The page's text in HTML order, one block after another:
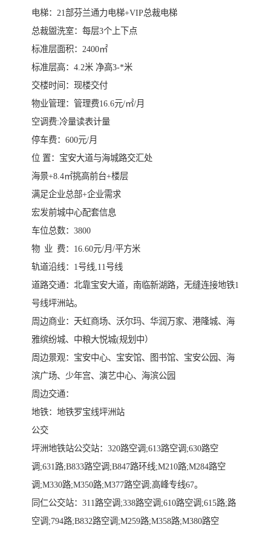
电梯：21部芬兰通力电梯+VIP总裁电梯
总裁盥洗室：每层3个上下点
标准层面积：2400㎡
标准层高：4.2米 净高3-*米
交楼时间：现楼交付
物业管理：管理费16.6元/㎡/月
空调费:冷量读表计量
停车费：600元/月
位 置：宝安大道与海城路交汇处
海景+8.4㎡挑高前台+楼层
满足企业总部+企业需求
宏发前城中心配套信息
车位总数：3800
物 业 费：16.60元/月/平方米
轨道沿线：1号线,11号线
道路交通：北靠宝安大道，南临新湖路，无缝连接地铁1
号线坪洲站。
周边商业：天虹商场、沃尔玛、华润万家、港隆城、海
雅缤纷城、中粮大悦城(规划中）
周边景观：宝安中心、宝安馆、图书馆、宝安公园、海
滨广场、少年宫、演艺中心、海滨公园
周边交通：
地铁：地铁罗宝线坪洲站
公交
坪洲地铁站公交站：320路空调;613路空调;630路空
调;631路;B833路空调;B847路环线;M210路;M284路空
调;M330路;M350路;M377路空调;高峰专线67。
同仁公交站：311路空调;338路空调;610路空调;615路;路
空调;794路;B832路空调;M259路;M358路;M380路空